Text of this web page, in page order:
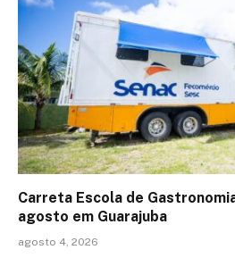
Carreta Escola de
agosto em Guarajuba
agosto 4, 2026